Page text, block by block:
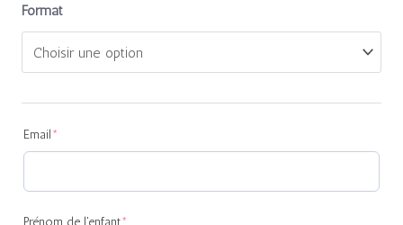
Format
Email*
Prénom de l'enfant*